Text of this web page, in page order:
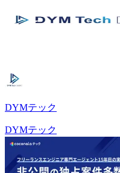
DYMテック
DYMテック